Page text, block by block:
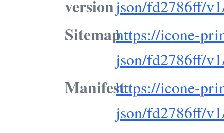
versionjson/fd2786ff/
Sitemaphttps://icone-
json/fd2786ff/
Manifesthttps://icone-
json/fd2786ff/